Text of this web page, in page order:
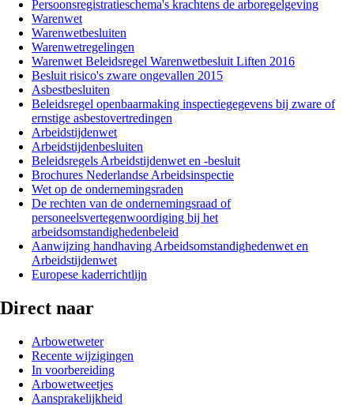
Persoonsregistratieschema's krachtens de arboregelgeving
Warenwet
Warenwetbesluiten
Warenwetregelingen
Warenwet Beleidsregel Warenwetbesluit Liften 2016
Besluit risico's zware ongevallen 2015
Asbestbesluiten
Beleidsregel openbaarmaking inspectiegegevens bij zware of
ernstige asbestovertredingen
Arbeidstijdenwet
Arbeidstijdenbesluiten
Beleidsregels Arbeidstijdenwet en -besluit
Brochures Nederlandse Arbeidsinspectie
Wet op de ondernemingsraden
De rechten van de ondernemingsraad of
personeelsvertegenwoordiging bij het
arbeidsomstandighedenbeleid
Aanwijzing handhaving Arbeidsomstandighedenwet en
Arbeidstijdenwet
Europese kaderrichtlijn
Direct naar
Arbowetweter
Recente wijzigingen
In voorbereiding
Arbowetweetjes
Aansprakelijkheid